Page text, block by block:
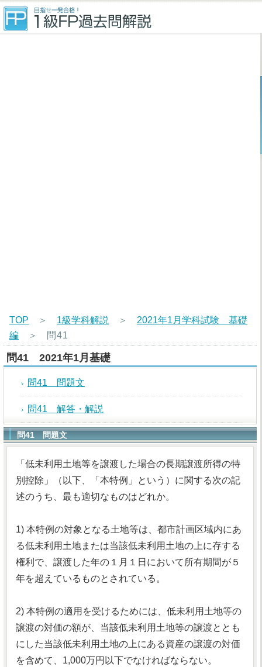
TOP ＞ 1級学科解説 ＞ 2021年1月学科試験 基礎
編 ＞ 問41
問41 2021年1月基礎
問41 問題文
問41 解答・解説
問41 問題文
「低未利用土地等を譲渡した場合の長期譲渡所得の特
別控除」（以下、「本特例」という）に関する次の記
述のうち、最も適切なものはどれか。
1) 本特例の対象となる土地等は、都市計画区域内にあ
る低未利用土地または当該低未利用土地の上に存する
権利で、譲渡した年の１月１日において所有期間が５
年を超えているものとされている。
2) 本特例の適用を受けるためには、低未利用土地等の
譲渡の対価の額が、当該低未利用土地等の譲渡ととも
にした当該低未利用土地の上にある資産の譲渡の対価
を含めて、1,000万円以下でなければならない。